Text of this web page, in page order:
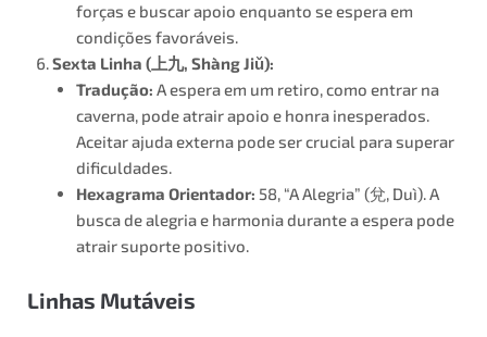
forças e buscar apoio enquanto se espera em
condições favoráveis.
Sexta Linha (上九, Shàng Jiǔ):
Tradução: A espera em um retiro, como entrar na
caverna, pode atrair apoio e honra inesperados.
Aceitar ajuda externa pode ser crucial para superar
dificuldades​.
Hexagrama Orientador: 58, “A Alegria” (兌, Duì). A
busca de alegria e harmonia durante a espera pode
atrair suporte positivo.
Linhas Mutáveis